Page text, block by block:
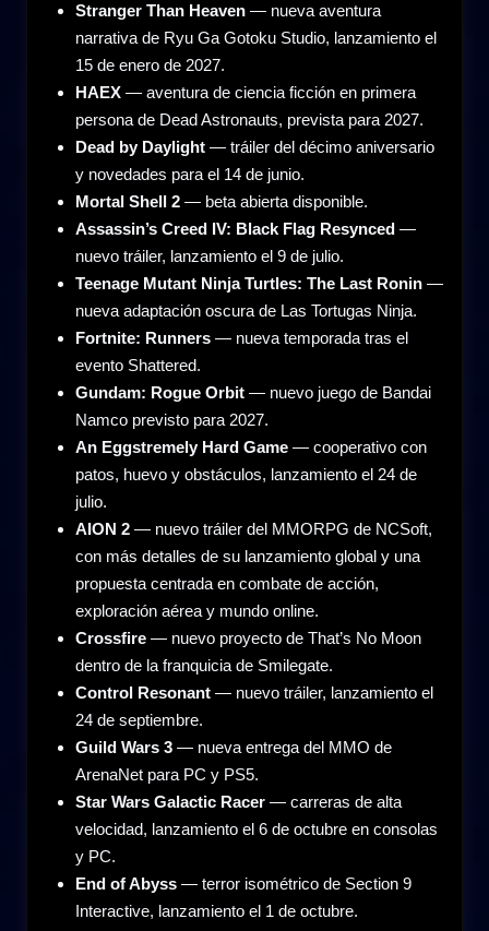
Stranger Than Heaven — nueva aventura
narrativa de Ryu Ga Gotoku Studio, lanzamiento el
15 de enero de 2027.
HAEX — aventura de ciencia ficción en primera
persona de Dead Astronauts, prevista para 2027.
Dead by Daylight — tráiler del décimo aniversario
y novedades para el 14 de junio.
Mortal Shell 2 — beta abierta disponible.
Assassin’s Creed IV: Black Flag Resynced —
nuevo tráiler, lanzamiento el 9 de julio.
Teenage Mutant Ninja Turtles: The Last Ronin —
nueva adaptación oscura de Las Tortugas Ninja.
Fortnite: Runners — nueva temporada tras el
evento Shattered.
Gundam: Rogue Orbit — nuevo juego de Bandai
Namco previsto para 2027.
An Eggstremely Hard Game — cooperativo con
patos, huevo y obstáculos, lanzamiento el 24 de
julio.
AION 2 — nuevo tráiler del MMORPG de NCSoft,
con más detalles de su lanzamiento global y una
propuesta centrada en combate de acción,
exploración aérea y mundo online.
Crossfire — nuevo proyecto de That’s No Moon
dentro de la franquicia de Smilegate.
Control Resonant — nuevo tráiler, lanzamiento el
24 de septiembre.
Guild Wars 3 — nueva entrega del MMO de
ArenaNet para PC y PS5.
Star Wars Galactic Racer — carreras de alta
velocidad, lanzamiento el 6 de octubre en consolas
y PC.
End of Abyss — terror isométrico de Section 9
Interactive, lanzamiento el 1 de octubre.